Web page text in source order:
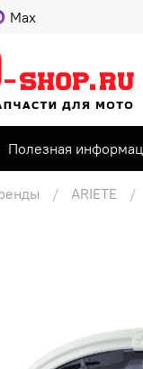
Max
Полезная
ARIETE